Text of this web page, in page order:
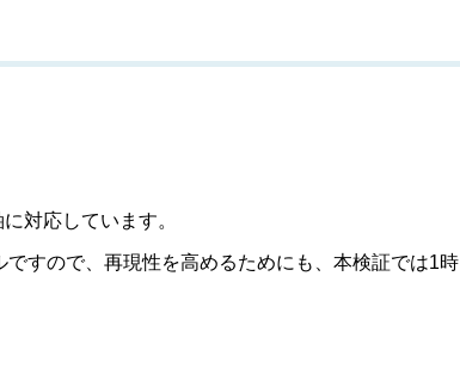
対応しています。
すので、再現性を高めるためにも、本検証では1時